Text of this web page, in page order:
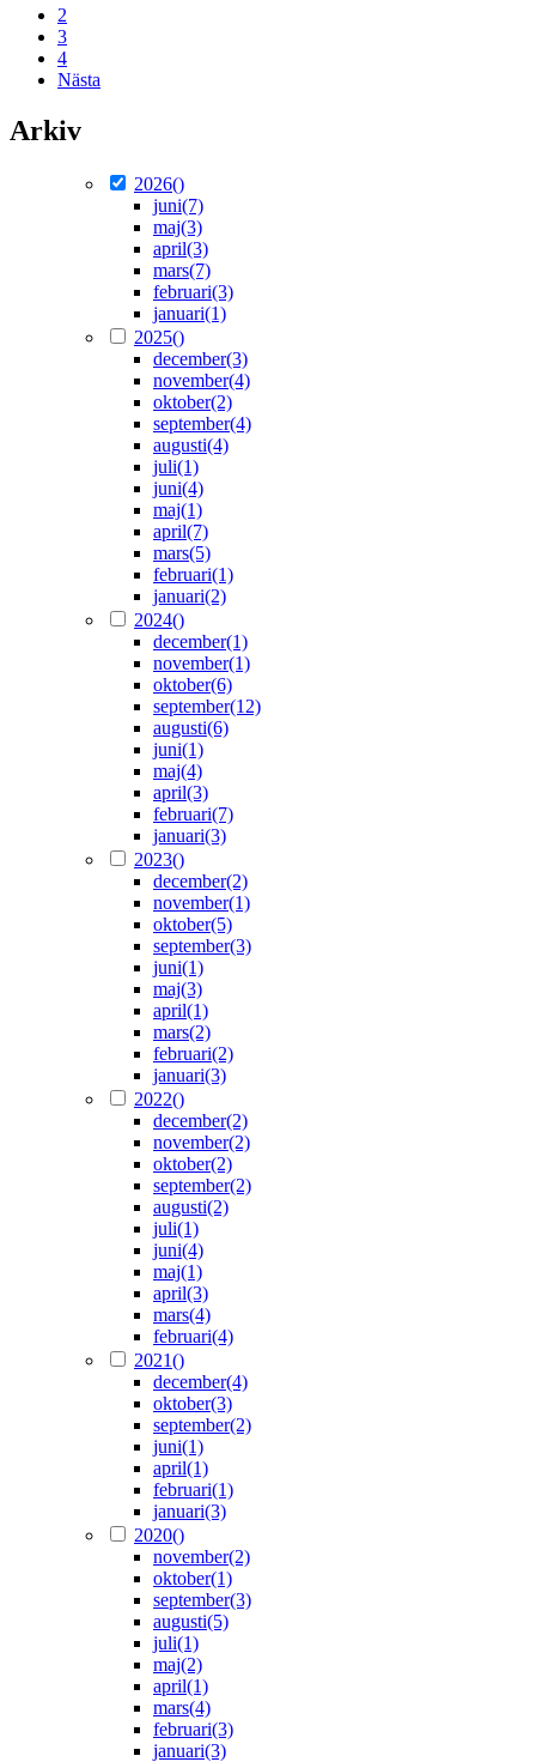
2
3
4
Nästa
Arkiv
2026()
juni(7)
maj(3)
april(3)
mars(7)
februari(3)
januari(1)
2025()
december(3)
november(4)
oktober(2)
september(4)
augusti(4)
juli(1)
juni(4)
maj(1)
april(7)
mars(5)
februari(1)
januari(2)
2024()
december(1)
november(1)
oktober(6)
september(12)
augusti(6)
juni(1)
maj(4)
april(3)
februari(7)
januari(3)
2023()
december(2)
november(1)
oktober(5)
september(3)
juni(1)
maj(3)
april(1)
mars(2)
februari(2)
januari(3)
2022()
december(2)
november(2)
oktober(2)
september(2)
augusti(2)
juli(1)
juni(4)
maj(1)
april(3)
mars(4)
februari(4)
2021()
december(4)
oktober(3)
september(2)
juni(1)
april(1)
februari(1)
januari(3)
2020()
november(2)
oktober(1)
september(3)
augusti(5)
juli(1)
maj(2)
april(1)
mars(4)
februari(3)
januari(3)